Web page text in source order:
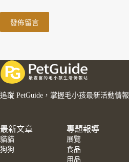
發佈留言
追蹤 PetGuide，掌握毛小孩最新活動情報
最新文章
貓貓
狗狗
專題報導
展覽
食品
用品